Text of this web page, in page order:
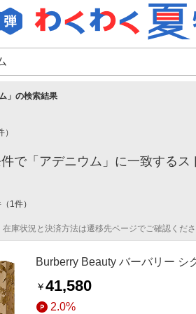
ショッピング
」の検索結果
）
で「アデニウム」に一致するス
（ 1件）
庫状況と決済方法は遷移先ページでご確認くださ
Burberry Beauty バーバリー シ
￥41,580
2.0%